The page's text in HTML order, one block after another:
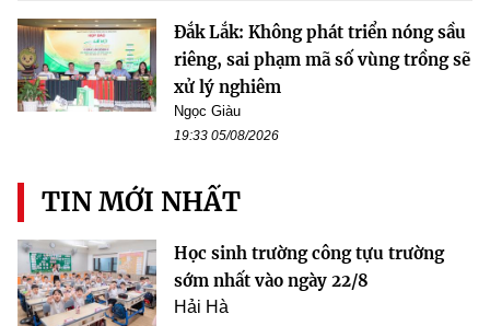
Đắk Lắk: Không phát triển nóng sầu
riêng, sai phạm mã số vùng trồng sẽ
xử lý nghiêm
Ngọc Giàu
19:33 05/08/2026
TIN MỚI NHẤT
Học sinh trường công tựu trường
sớm nhất vào ngày 22/8
Hải Hà